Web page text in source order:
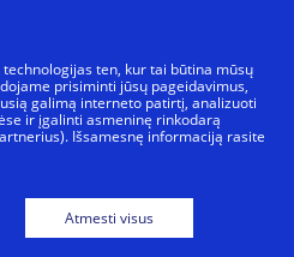
poveikis „Visa“
ten, kur tai būtina mūsų
prisiminti jūsų pageidavimus,
galimą interneto patirtį, analizuoti
ir įgalinti asmeninę rinkodarą
Išsamesnę informaciją rasite
Atmesti visus